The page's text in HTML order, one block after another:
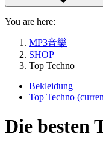
You are here:
MP3音樂
SHOP
Top Techno
Bekleidung
Top Techno
Die besten